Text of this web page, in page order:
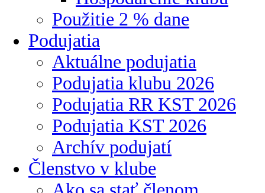
Použitie 2 % dane
Podujatia
Aktuálne podujatia
Podujatia klubu 2026
Podujatia RR KST 2026
Podujatia KST 2026
Archív podujatí
Členstvo v klube